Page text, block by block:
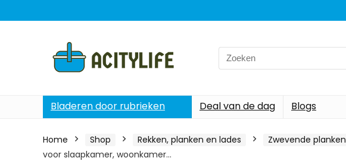
Search
for:
Bladeren door rubrieken Deal van de dag Blogs
Home Shop Rekken, planken en lades Zwevende planken
voor slaapkamer, woonkamer…